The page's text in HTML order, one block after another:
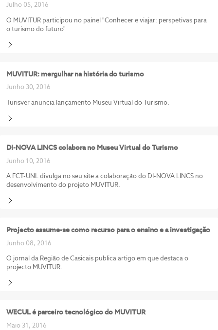
Julho 05, 2016
O MUVITUR participou no painel "Conhecer e viajar: perspetivas para
o turismo do futuro"
MUVITUR: mergulhar na história do turismo
Junho 30, 2016
Turisver anuncia lançamento Museu Virtual do Turismo.
DI-NOVA LINCS colabora no Museu Virtual do Turismo
Junho 10, 2016
A FCT-UNL divulga no seu site a colaboração do DI-NOVA LINCS no
desenvolvimento do projeto MUVITUR.
Projecto assume-se como recurso para o ensino e a investigação
Junho 08, 2016
O jornal da Região de Casicais publica artigo em que destaca o
projecto MUVITUR.
WECUL é parceiro tecnológico do MUVITUR
Maio 31, 2016